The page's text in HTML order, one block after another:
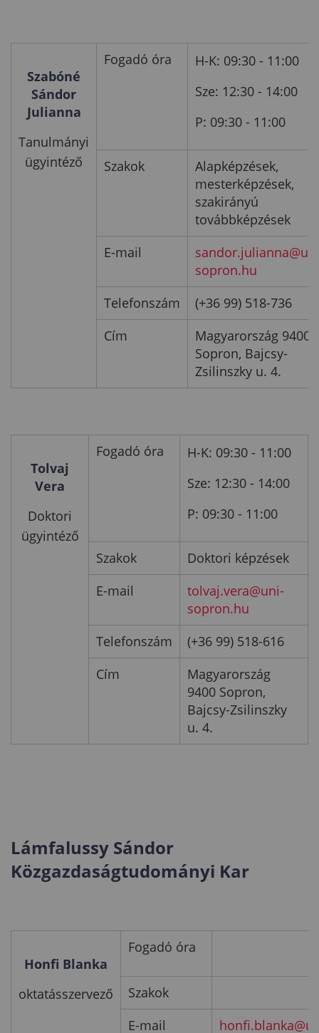
Szabóné
Sándor
Julianna
Tanulmányi
ügyintéző
Fogadó óra
H-K: 09:30 - 11:00
Sze: 12:30 - 14:00
P: 09:30 - 11:00
Szakok
Alapképzések,
mesterképzések,
szakirányú
továbbképzések
E-mail
sopron.hu
Telefonszám
(+36 99) 518-736
Cím
Magyarország 9400
Sopron, Bajcsy-
Zsilinszky u. 4.
Tolvaj
Vera
Doktori
ügyintéző
Fogadó óra
H-K: 09:30 - 11:00
Sze: 12:30 - 14:00
P: 09:30 - 11:00
Szakok
Doktori képzések
E-mail
tolvaj.vera@uni-
sopron.hu
Telefonszám
(+36 99) 518-616
Cím
Magyarország
9400 Sopron,
Bajcsy-Zsilinszky
u. 4.
Lámfalussy Sándor
Közgazdaságtudományi Kar
Honfi Blanka
oktatásszervező
Fogadó óra
Szakok
E-mail